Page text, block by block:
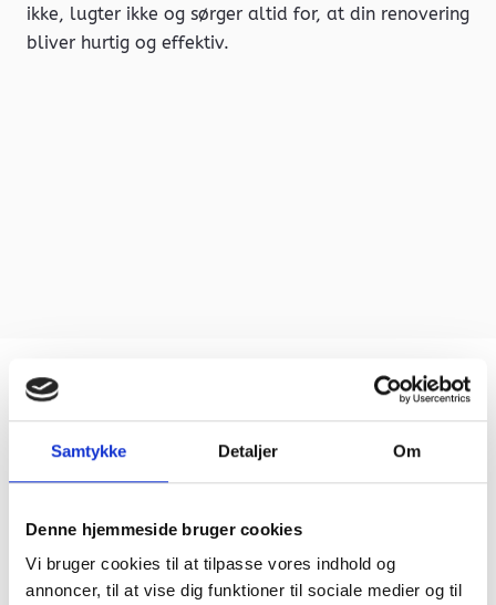
Samtykke Detaljer Om
Denne hjemmeside bruger cookies
Vi bruger cookies til at tilpasse vores indhold og
annoncer, til at vise dig funktioner til sociale medier og til
ikke, lugter ikke og sørger altid for, at din renovering
bliver hurtig og effektiv.